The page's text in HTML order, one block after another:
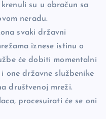
su u obračun sa
neradu.
svaki državni
iznese istinu o
će dobiti momentalni
one državne službenike
društvenoj mreži.
procesuirati će se oni